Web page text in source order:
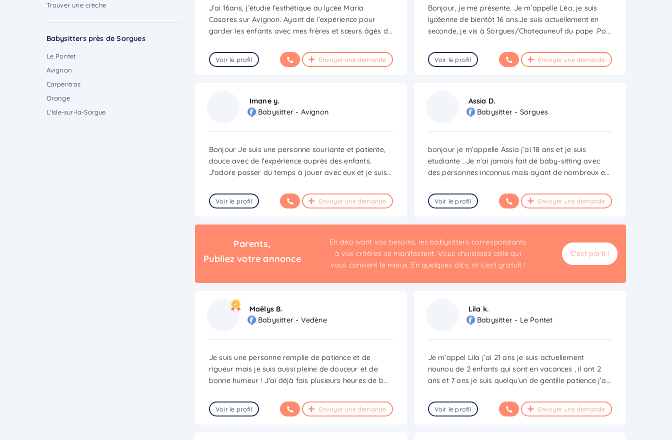
Trouver une crèche
Babysitters près de Sorgues
Le Pontet
Avignon
Carpentras
Orange
L'Isle-sur-la-Sorgue
J’ai 16ans, j’étudie l’esthétique au lycée Maria
Casares sur Avignon. Ayant de l’expérience pour
garder les enfants avec mes frères et sœurs âgés d...
Voir le profil Envoyer une demande
Bonjour, je me présente. Je m’appelle Léa, je suis
lycéenne de bientôt 16 ans.Je suis actuellement en
seconde, je vis à Sorgues/Chateauneuf du pape .Po...
Voir le profil Envoyer une demande
Imane y.
Babysitter - Avignon
Bonjour Je suis une personne souriante et patiente,
douce avec de l'expérience auprès des enfants.
J'adore passer du temps à jouer avec eux et je suis...
Voir le profil Envoyer une demande
Assia D.
Babysitter - Sorgues
bonjour je m’appelle Assia j’ai 18 ans et je suis
etudiante . Je n’ai jamais fait de baby-sitting avec
des personnes inconnus mais ayant de nombreux e...
Voir le profil Envoyer une demande
Parents,
Publiez votre annonce
En décrivant vos besoins, les babysitters correspondants
à vos critères se manifestent. Vous choisissez celle qui
vous convient le mieux. En quelques clics, et c’est gratuit !
C'est parti !
Maëlys B.
Babysitter - Vedène
Je suis une personne remplie de patience et de
rigueur mais je suis aussi pleine de douceur et de
bonne humeur ! J'ai déjà fais plusieurs heures de b...
Voir le profil Envoyer une demande
Lila k.
Babysitter - Le Pontet
Je m’appel Lila j’ai 21 ans je suis actuellement
nounou de 2 enfants qui sont en vacances , il ont 2
ans et 7 ans je suis quelqu’un de gentille patience j’a...
Voir le profil Envoyer une demande